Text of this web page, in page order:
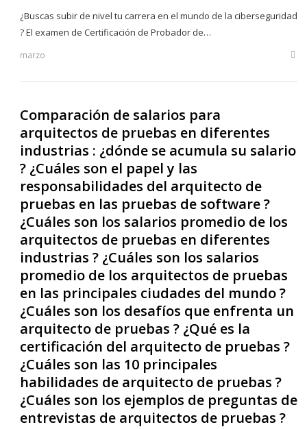
¿Buscas subir de nivel tu carrera en el mundo de la ciberseguridad
? El examen de Certificación de Probador de…
marzo
Comparación de salarios para
arquitectos de pruebas en diferentes
industrias : ¿dónde se acumula su salario
? ¿Cuáles son el papel y las
responsabilidades del arquitecto de
pruebas en las pruebas de software ?
¿Cuáles son los salarios promedio de los
arquitectos de pruebas en diferentes
industrias ? ¿Cuáles son los salarios
promedio de los arquitectos de pruebas
en las principales ciudades del mundo ?
¿Cuáles son los desafíos que enfrenta un
arquitecto de pruebas ? ¿Qué es la
certificación del arquitecto de pruebas ?
¿Cuáles son las 10 principales
habilidades de arquitecto de pruebas ?
¿Cuáles son los ejemplos de preguntas de
entrevistas de arquitectos de pruebas ?